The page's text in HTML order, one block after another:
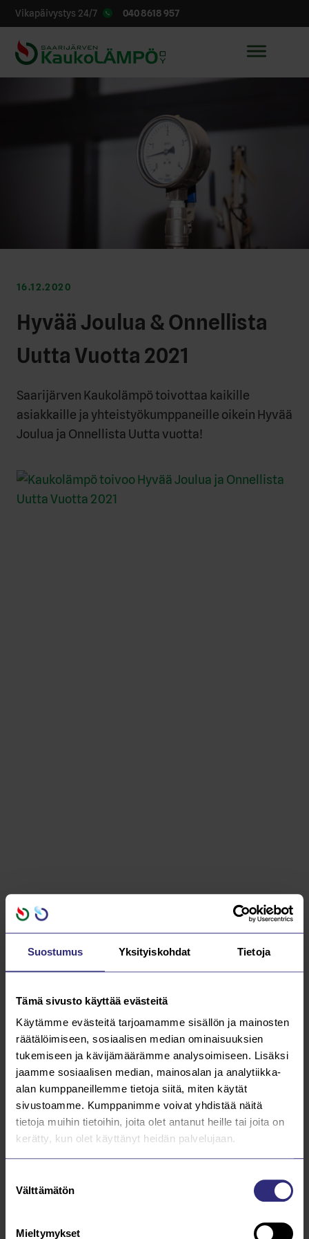
Suostumus Yksityiskohdat Tietoja
Tämä sivusto käyttää evästeitä
Käytämme evästeitä tarjoamamme sisällön ja mainosten
räätälöimiseen, sosiaalisen median ominaisuuksien
tukemiseen ja kävijämäärämme analysoimiseen. Lisäksi
jaamme sosiaalisen median, mainosalan ja analytiikka-
alan kumppaneillemme tietoja siitä, miten käytät
sivustoamme. Kumppanimme voivat yhdistää näitä
tietoja muihin tietoihin, joita olet antanut heille tai joita on
kerätty, kun olet käyttänyt heidän palvelujaan.
valinta
Välttämätön
Mieltymykset
Vikapäivystys 24/7 040 8618 957
16.12.2020
Hyvää Joulua & Onnellista
Uutta Vuotta 2021
Saarijärven Kaukolämpö toivottaa kaikille
asiakkaille ja yhteistyökumppaneille oikein Hyvää
Joulua ja Onnellista Uutta vuotta!